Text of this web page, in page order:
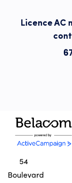
Licence AC
54
Boulevard